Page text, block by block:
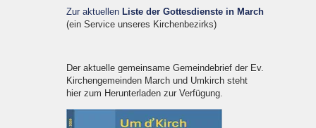
Zur aktuellen Liste der Gottesdienste in March
(ein Service unseres Kirchenbezirks)
Der aktuelle gemeinsame Gemeindebrief der Ev.
Kirchengemeinden March und Umkirch steht
hier zum Herunterladen zur Verfügung.